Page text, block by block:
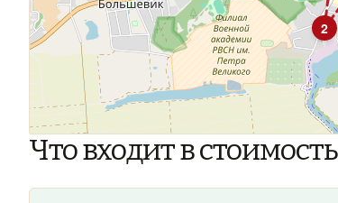
2
Что входит в стоимость